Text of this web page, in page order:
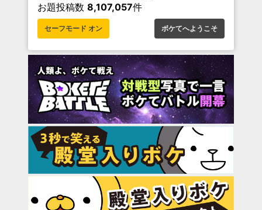
お題投稿数 8,107,057件
セーフモード オン ボケてへようこそ